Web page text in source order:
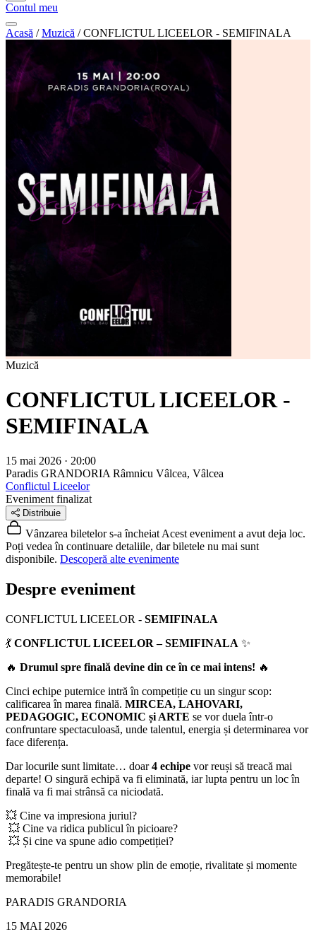
Contul meu
Acasă / Muzică / CONFLICTUL LICEELOR - SEMIFINALA
Muzică
CONFLICTUL LICEELOR -
SEMIFINALA
15 mai 2026 · 20:00
Paradis GRANDORIA Râmnicu Vâlcea, Vâlcea
Conflictul Liceelor
Eveniment finalizat
Distribuie
Vânzarea biletelor s-a încheiat Acest eveniment a avut deja loc.
Poți vedea în continuare detaliile, dar biletele nu mai sunt
disponibile. Descoperă alte evenimente
Despre eveniment
CONFLICTUL LICEELOR - SEMIFINALA
💃 CONFLICTUL LICEELOR – SEMIFINALA ✨
🔥 Drumul spre finală devine din ce în ce mai intens! 🔥
Cinci echipe puternice intră în competiție cu un singur scop:
calificarea în marea finală. MIRCEA, LAHOVARI,
PEDAGOGIC, ECONOMIC și ARTE se vor duela într-o
confruntare spectaculoasă, unde talentul, energia și determinarea vor
face diferența.
Dar locurile sunt limitate… doar4 echipe vor reuși să treacă mai
departe! O singură echipă va fi eliminată, iar lupta pentru un loc în
finală va fi mai strânsă ca niciodată.
💥 Cine va impresiona juriul?
💥 Cine va ridica publicul în picioare?
💥 Și cine va spune adio competiției?
Pregătește-te pentru un show plin de emoție, rivalitate și momente
memorabile!
PARADIS GRANDORIA
15 MAI 2026